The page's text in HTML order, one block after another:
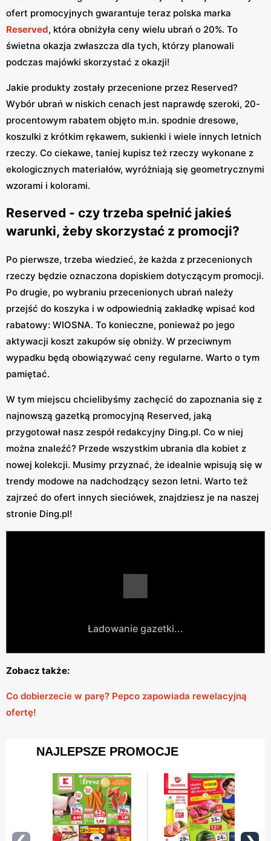
ofert promocyjnych gwarantuje teraz polska marka
Reserved, która obniżyła ceny wielu ubrań o 20%. To
świetna okazja zwłaszcza dla tych, którzy planowali
podczas majówki skorzystać z okazji!
Jakie produkty zostały przecenione przez Reserved?
Wybór ubrań w niskich cenach jest naprawdę szeroki, 20-
procentowym rabatem objęto m.in. spodnie dresowe,
koszulki z krótkim rękawem, sukienki i wiele innych letnich
rzeczy. Co ciekawe, taniej kupisz też rzeczy wykonane z
ekologicznych materiałów, wyróżniają się geometrycznymi
wzorami i kolorami.
Reserved - czy trzeba spełnić jakieś
warunki, żeby skorzystać z promocji?
Po pierwsze, trzeba wiedzieć, że każda z przecenionych
rzeczy będzie oznaczona dopiskiem dotyczącym promocji.
Po drugie, po wybraniu przecenionych ubrań należy
przejść do koszyka i w odpowiednią zakładkę wpisać kod
rabatowy: WIOSNA. To konieczne, ponieważ po jego
aktywacji koszt zakupów się obniży. W przeciwnym
wypadku będą obowiązywać ceny regularne. Warto o tym
pamiętać.
W tym miejscu chcielibyśmy zachęcić do zapoznania się z
najnowszą gazetką promocyjną Reserved, jaką
przygotował nasz zespół redakcyjny Ding.pl. Co w niej
można znaleźć? Przede wszystkim ubrania dla kobiet z
nowej kolekcji. Musimy przyznać, że idealnie wpisują się w
trendy modowe na nadchodzący sezon letni. Warto też
zajrzeć do ofert innych sieciówek, znajdziesz je na naszej
stronie Ding.pl!
Ładowanie gazetki...
Zobacz także:
Co dobierzecie w parę? Pepco zapowiada rewelacyjną
ofertę!